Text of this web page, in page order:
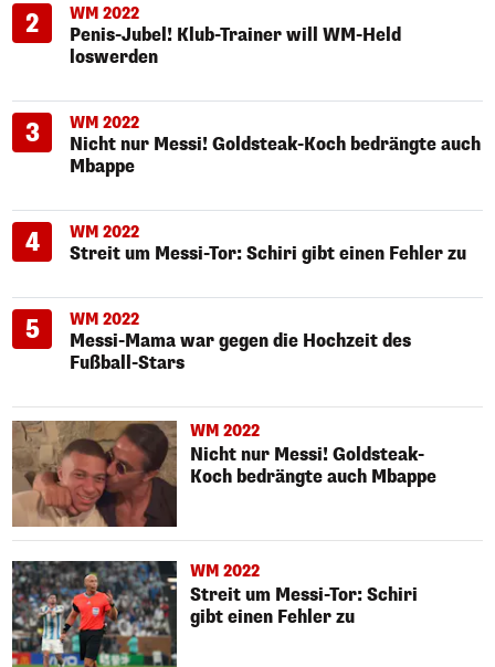
2 WM 2022
Penis-Jubel! Klub-Trainer will WM-Held
loswerden
3 WM 2022
Nicht nur Messi! Goldsteak-Koch bedrängte auch
Mbappe
4 WM 2022
Streit um Messi-Tor: Schiri gibt einen Fehler zu
5 WM 2022
Messi-Mama war gegen die Hochzeit des
Fußball-Stars
WM 2022
Nicht nur Messi! Goldsteak-
Koch bedrängte auch Mbappe
WM 2022
Streit um Messi-Tor: Schiri
gibt einen Fehler zu